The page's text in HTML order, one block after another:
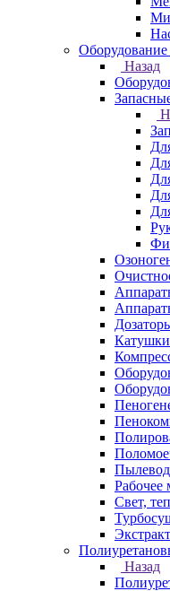
Оборудование
Назад
Катушки
Рабочее
Свет,
Назад